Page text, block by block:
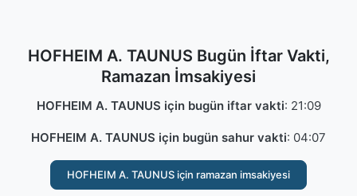
HOFHEIM A. TAUNUS Bugün İftar Vakti,
Ramazan İmsakiyesi
HOFHEIM A. TAUNUS için bugün iftar vakti: 21:09
HOFHEIM A. TAUNUS için bugün sahur vakti: 04:07
HOFHEIM A. TAUNUS için ramazan imsakiyesi